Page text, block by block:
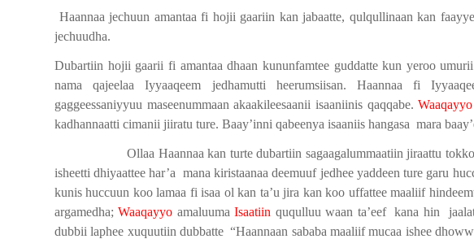
Haannaa jechuun amantaa fi hojii gaariin kan jabaatte, qulqullinaan kan
jechuudha.
Dubartiin hojii gaarii fi amantaa dhaan kununfamtee guddatte kun yeroo umurii
nama qajeelaa Iyyaaqeem jedhamutti heerumsiisan. Haannaa fi
gaggeessaniyyuu maseenummaan akaakileesaanii isaaniinis qaqqabe.Waaqayyo
kadhannaatti cimanii jiiratu ture. Baay’inni qabeenya isaaniis hangasa mara
Ollaa Haannaa kan turte dubartiin sagaagalummaatiin jiraattu
isheetti dhiyaattee har’a mana kiristaanaa deemuuf jedhee yaddeen ture garu
kunis huccuun koo lamaa fi isaa ol kan ta’u jira kan koo uffattee maaliif
argamedha;Waaqayyo amaluuma Isaatiin ququlluu waan ta’eef kana hin
dubbii laphee xuquutiin dubbatte “Haannaan sababa maaliif mucaa ishee